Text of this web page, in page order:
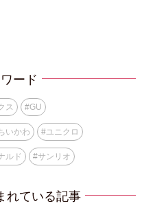
ード
ス #GU
いかわ #ユニクロ
ルド #サンリオ
れている記事